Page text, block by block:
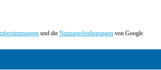
und die Nutzungsbedingungen von Google.